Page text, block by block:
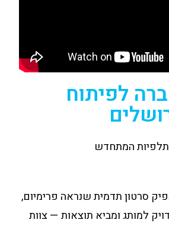
לפיתוח
המתחדש
סרטון תדמית שנראה פרימיום,
למותג ומביא תוצאות — צוות